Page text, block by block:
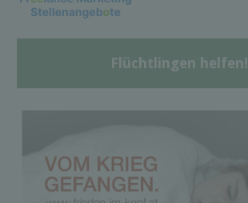
Flüchtlingen helfen!